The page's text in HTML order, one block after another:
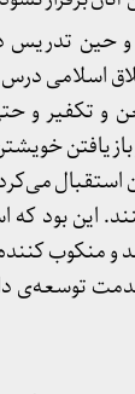
و حین
اسلامی
و تکفیر و
استقبال
این بود که
منکوب
توسعه‌ی